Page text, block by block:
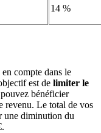
14 %
compte dans le
est de limiter le
bénéficier
revenu. Le total de vos
une diminution du